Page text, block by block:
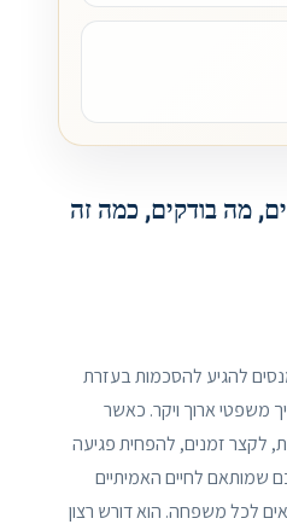
מה בודקים, כמה זה
מנסים להגיע להסכמות בעזרת
משפטי ארוך ויקר. כאשר
לקצר זמנים, להפחית פגיעה
שמותאם לחיים האמיתיים
לכל משפחה. הוא דורש רצון